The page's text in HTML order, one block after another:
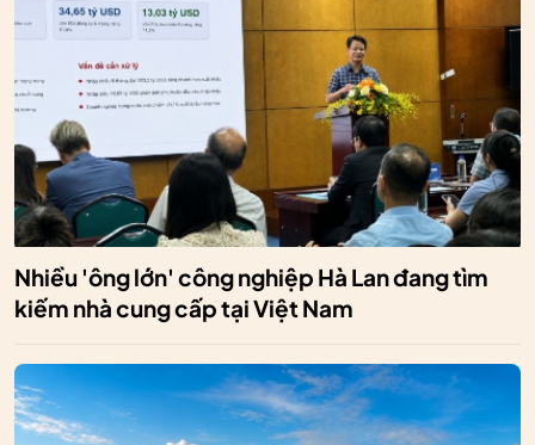
Nhiều 'ông lớn' công nghiệp Hà Lan đang tìm
kiếm nhà cung cấp tại Việt Nam